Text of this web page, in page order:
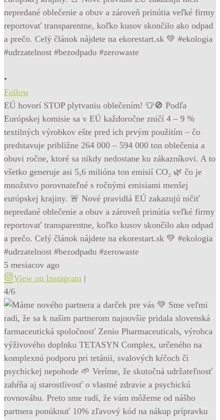
•
Follow
EÚ hovorí STOP plytvaniu oblečením! 👕🚫 Podľa
Európskej komisie sa v EÚ každoročne zničí 4 – 9 %
textilných výrobkov ešte pred ich prvým použitím – čo
predstavuje približne 264 000 – 594 000 ton oblečenia a
obuvi ročne, ktoré sa nikdy nedostane ku zákazníkovi. A to
všetko generuje asi 5,6 milióna ton emisií CO₂ 🌿 čo je
množstvo porovnateľné s ročnými emisiami menšej
európskej krajiny. 🚨 Nové pravidlá EÚ zakazujú ničiť
nepredané oblečenie a obuv a zároveň prinútia veľké firmy
reportovať transparentne, koľko kusov skončilo ako odpad
a prečo. Celý článok nájdete na ekorestart.sk 💚 #ekologia
#udrzatelnost #bezodpadu #zerowaste
5 mesiacov ago
View on Instagram |
4/6